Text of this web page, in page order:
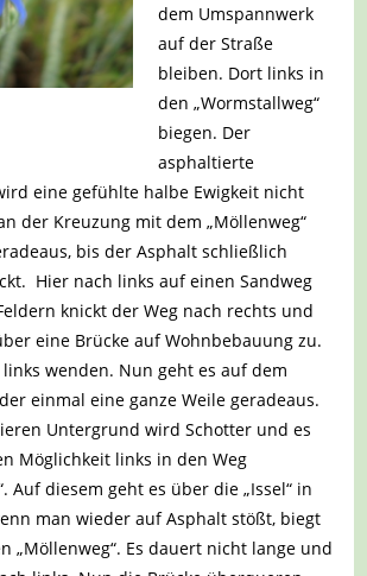
dem Umspannwerk
auf der Straße
bleiben. Dort links in
den „Wormstallweg“
biegen. Der
asphaltierte
eine gefühlte halbe Ewigkeit nicht
der Kreuzung mit dem „Möllenweg“
bis der Asphalt schließlich
Hier nach links auf einen Sandweg
knickt der Weg nach rechts und
eine Brücke auf Wohnbebauung zu.
links wenden. Nun geht es auf dem
einmal eine ganze Weile geradeaus.
Untergrund wird Schotter und es
Möglichkeit links in den Weg
Auf diesem geht es über die „Issel“ in
man wieder auf Asphalt stößt, biegt
„Möllenweg“. Es dauert nicht lange und